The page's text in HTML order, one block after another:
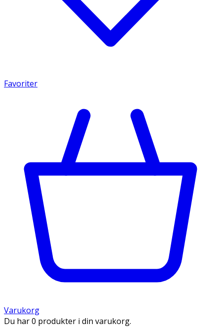
Favoriter
Varukorg
Du har 0 produkter i din varukorg.